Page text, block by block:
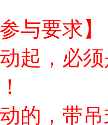
与要求
起，必
的，带